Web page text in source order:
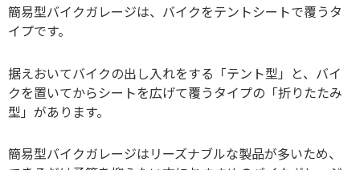
簡易型バイクガレージは、バイクをテントシートで覆うタ
イプです。
据えおいてバイクの出し入れをする「テント型」と、バイ
クを置いてからシートを広げて覆うタイプの「折りたたみ
型」があります。
簡易型バイクガレージはリーズナブルな製品が多いため、